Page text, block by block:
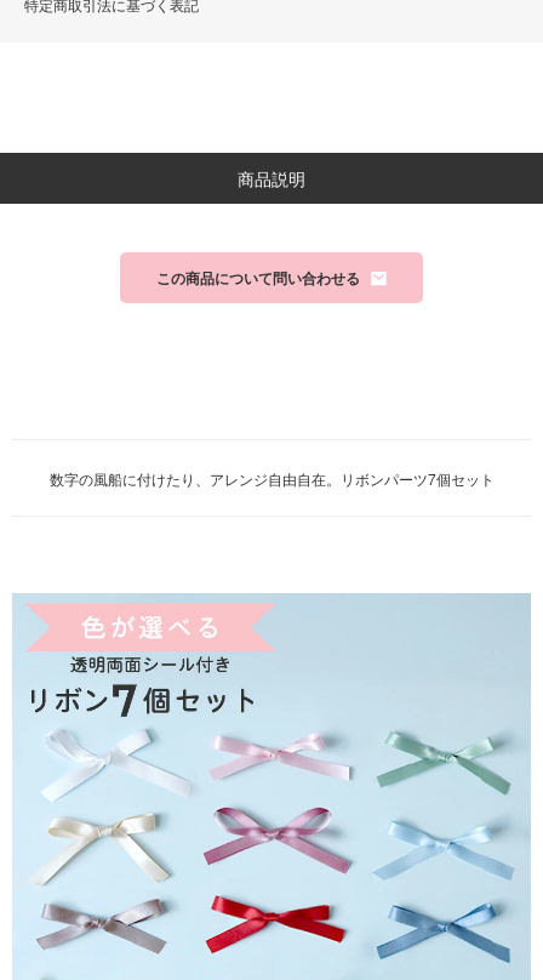
特定商取引法に基づく表記
商品説明
この商品について問い合わせる
数字の風船に付けたり、アレンジ自由自在。リボンパーツ7個セット